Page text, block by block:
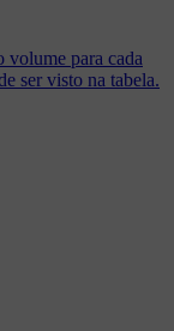
volume para cada
ser visto na tabela.